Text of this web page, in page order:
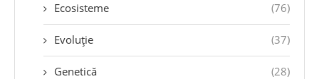
Ecosisteme (76)
Evoluție (37)
Genetică (28)